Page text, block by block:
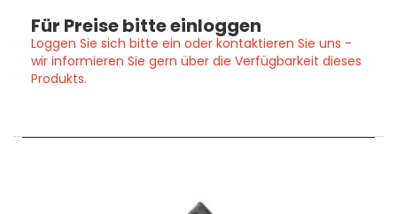
Für Preise bitte einloggen
Loggen Sie sich bitte ein oder kontaktieren Sie uns -
wir informieren Sie gern über die Verfügbarkeit dieses
Produkts.